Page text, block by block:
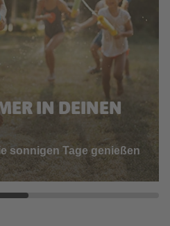
IN DEINEN
sonnigen Tage genießen